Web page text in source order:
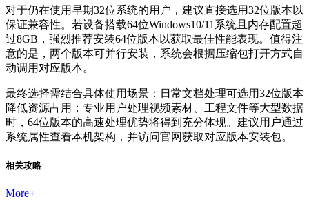
对于仍在使用早期32位系统的用户，建议直接选用32位版本以
保证兼容性。若设备搭载64位Windows10/11系统且内存配置超
过8GB，强烈推荐安装64位版本以获取最佳性能表现。值得注
意的是，两个版本可并行安装，系统会根据压缩包打开方式自
动调用对应版本。
最终选择需结合具体使用场景：日常文档处理可选用32位版本
降低资源占用；专业用户处理视频素材、工程文件等大型数据
时，64位版本的高速处理优势将得到充分体现。建议用户通过
系统属性查看本机架构，并访问官网获取对应版本安装包。
相关攻略
More+